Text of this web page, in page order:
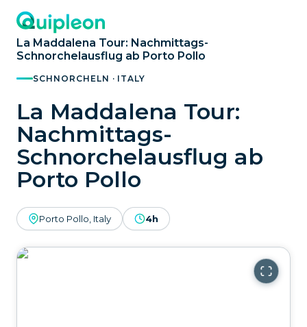
La Maddalena Tour: Nachmittags-
Schnorchelausflug ab Porto Pollo
SCHNORCHELN · ITALY
La Maddalena Tour:
Nachmittags-
Schnorchelausflug ab
Porto Pollo
Porto Pollo, Italy 4h